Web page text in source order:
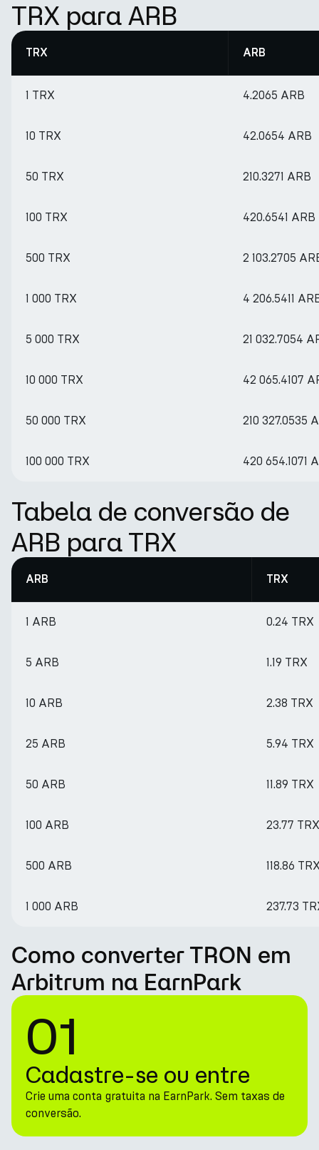
TRX para ARB
TRX ARB
1 TRX 4.2065 ARB
10 TRX 42.0654 ARB
50 TRX 210.3271 ARB
100 TRX 420.6541 ARB
500 TRX 2 103.2705
1 000 TRX 4 206.5411
5 000 TRX 21 032.7054
10 000 TRX 42 065.4107
50 000 TRX 210 327.0535
100 000 TRX 420 654.1071
Tabela de conversão de
ARB para TRX
ARB TRX
1 ARB 0.24 TRX
5 ARB 1.19 TRX
10 ARB 2.38 TRX
25 ARB 5.94 TRX
50 ARB 11.89 TRX
100 ARB 23.77 TRX
500 ARB 118.86
1 000 ARB 237.73
Como converter TRON em
Arbitrum na EarnPark
01
Cadastre-se ou entre
Crie uma conta gratuita na EarnPark. Sem taxas de
conversão.